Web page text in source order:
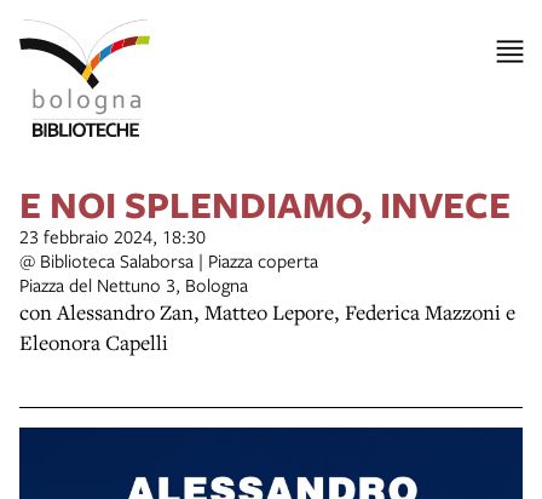
E NOI SPLENDIAMO, INVECE
23 febbraio 2024, 18:30
@ Biblioteca Salaborsa | Piazza coperta
Piazza del Nettuno 3, Bologna
con Alessandro Zan, Matteo Lepore, Federica Mazzoni e
Eleonora Capelli